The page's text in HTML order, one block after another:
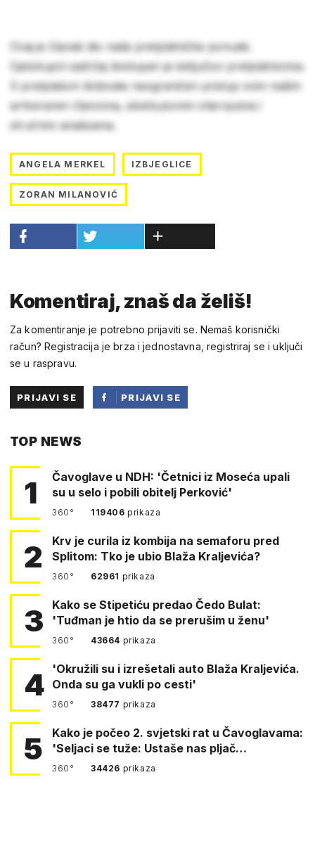
Ovaj je članak dio naše pretplatničke ponude.
Cjelokupni sadržaj dostupan je isključivo pretplatnicima.
S pretplatom dobivate neograničen pristup svim našim
arhiviranim člancima, ekskluzivnim intervjuima i
stručnim analizama.
ANGELA MERKEL IZBJEGLICE
ZORAN MILANOVIĆ
Komentiraj, znaš da želiš!
Za komentiranje je potrebno prijaviti se. Nemaš korisnički
račun? Registracija je brza i jednostavna, registriraj se i uključi
se u raspravu.
PRIJAVI SE
PRIJAVI SE
TOP NEWS
1
Čavoglave u NDH: 'Četnici iz Moseća upali
su u selo i pobili obitelj Perković'
360° 119406prikaza
2
Krv je curila iz kombija na semaforu pred
Splitom: Tko je ubio Blaža Kraljevića?
360° 62961 prikaza
3
Kako se Stipetiću predao Čedo Bulat:
'Tuđman je htio da se prerušim u ženu'
360° 43664 prikaza
4
'Okružili su i izrešetali auto Blaža Kraljevića.
Onda su ga vukli po cesti'
360° 38477 prikaza
5
Kako je počeo 2. svjetski rat u Čavoglavama:
'Seljaci se tuže: Ustaše nas pljač…
360° 34426 prikaza